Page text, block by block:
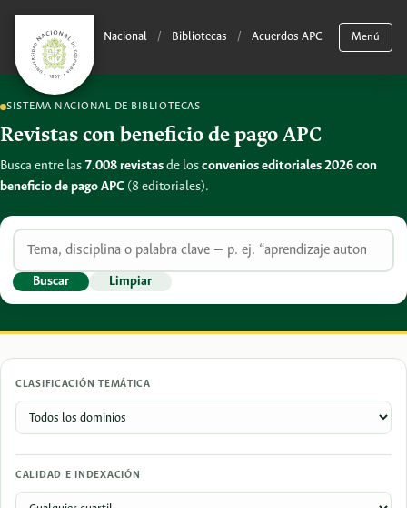
Nacional / Bibliotecas / Acuerdos APC Menú
SISTEMA NACIONAL DE BIBLIOTECAS
Revistas con beneficio de pago APC
Busca entre las7.008 revistasde losconvenios editoriales 2026 con
beneficio de pago APC (8 editoriales).
Buscar Limpiar
CLASIFICACIÓN TEMÁTICA
CALIDAD E INDEXACIÓN